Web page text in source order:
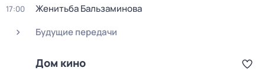
17:00
Женитьба Бальзаминова
Будущие передачи
Дом кино